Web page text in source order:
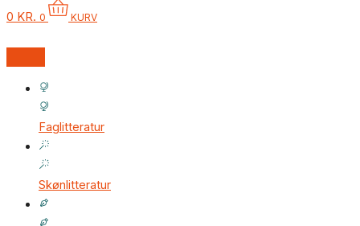
0 KR. 0 KURV
Faglitteratur
Skønlitteratur